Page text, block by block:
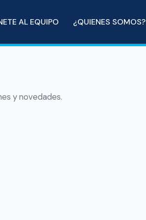
AL EQUIPO ¿QUIENES SOMOS?
y novedades.